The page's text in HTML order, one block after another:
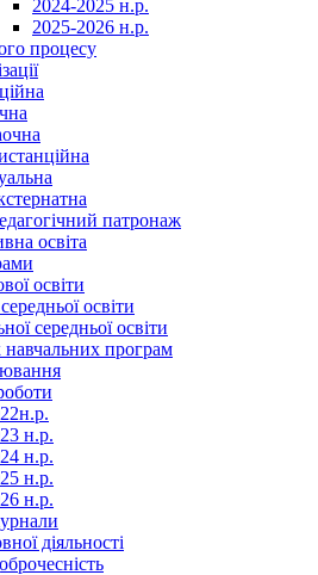
2024-2025 н.р.
2025-2026 н.р.
процесу
патронаж
освіта
освіти
освіти
середньої освіти
навчальних програм
н.р.
н.р.
н.р.
н.р.
діяльності